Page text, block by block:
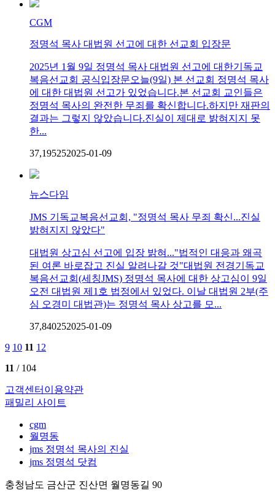
CGM
정명석 목사 대법원 선고에 대한 선교회 입장문
2025년 1월 9일 정명석 목사 대법원 선고에 대한기독교
복음선교회 공식입장문오늘(9일) 본 선교회 정명석 목사
에 대한 대법원 선고가 있었습니다.본 선교회 교인들은
정명석 목사의 완전한 무죄를 확신합니다.하지만 재판의
결과는 그렇지 않았습니다.진실이 제대로 밝혀지지 못
한...
37,195252025-01-09
뉴스다임
JMS 기독교복음선교회, "정명석 목사 무죄 확신...진실
밝혀지지 않았다"
대법원 상고심 선고에 입장 밝혀..."법적인 대응과 왜곡
된 여론 바로잡고 진실 알려나갈 것"대법원 전경기독교
복음선교회(세칭JMS) 정명석 목사에 대한 상고심이 9일
오전 대법원 제1호 법정에서 있었다. 이날 대법원 2부(주
심 오경미 대법관)는 정명석 목사 상고를 모...
37,840252025-01-09
9 10 11 12
11 / 104
고객센터 이용약관
패밀리 사이트
cgm
월명동
jms 정명석 목사의 진실
jms 정명석 닷컴
충청남도 금산군 진산면 월명동길 90